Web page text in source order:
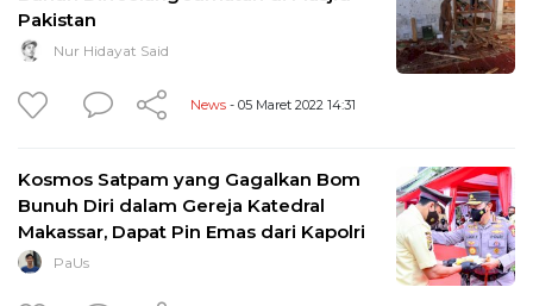
Pakistan
Nur Hidayat Said
News - 05 Maret 2022 14:31
Kosmos Satpam yang Gagalkan Bom
Bunuh Diri dalam Gereja Katedral
Makassar, Dapat Pin Emas dari Kapolri
PaUs